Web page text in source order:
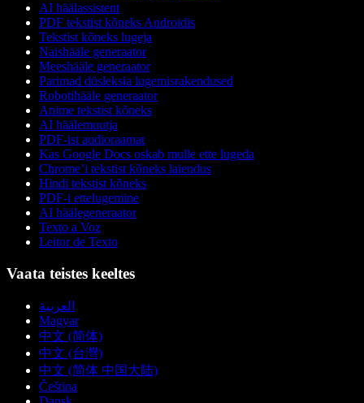
AI häälassistent
PDF tekstist kõneks Androidis
Tekstist kõneks lugeja
Naishääle generaator
Meeshääle generaator
Parimad düsleksia lugemisrakendused
Robotihääle generaator
Anime tekstist kõneks
AI häälemuutja
PDF-ist audioraamat
Kas Google Docs oskab mulle ette lugeda
Chrome’i tekstist kõneks laiendus
Hindi tekstist kõneks
PDF-i ettelugemine
AI häälegeneraator
Texto a Voz
Leitor de Texto
Vaata teistes keeltes
العربية
Magyar
中文 (简体)
中文 (台灣)
中文 (简体 中国大陆)
Čeština